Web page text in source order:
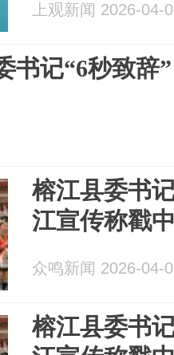
上观新闻 2026-04-
书记“6秒致辞
榕江县委书
江宣传称戳
众鸣新闻 2026-04-
榕江县委书